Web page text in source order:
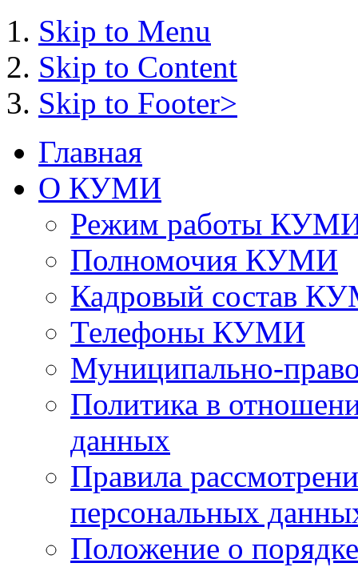
Skip to Menu
Skip to Content
Skip to Footer>
Главная
О КУМИ
Режим работы
Полномочия КУМИ
Кадровый состав
Телефоны КУМИ
Муниципально-
Политика в
данных
Правила
персональных
Положение о